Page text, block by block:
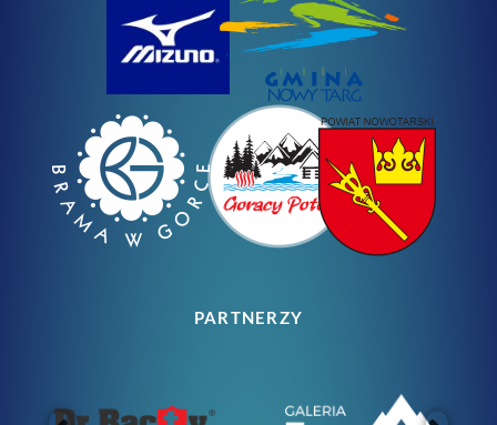
PARTNERZY